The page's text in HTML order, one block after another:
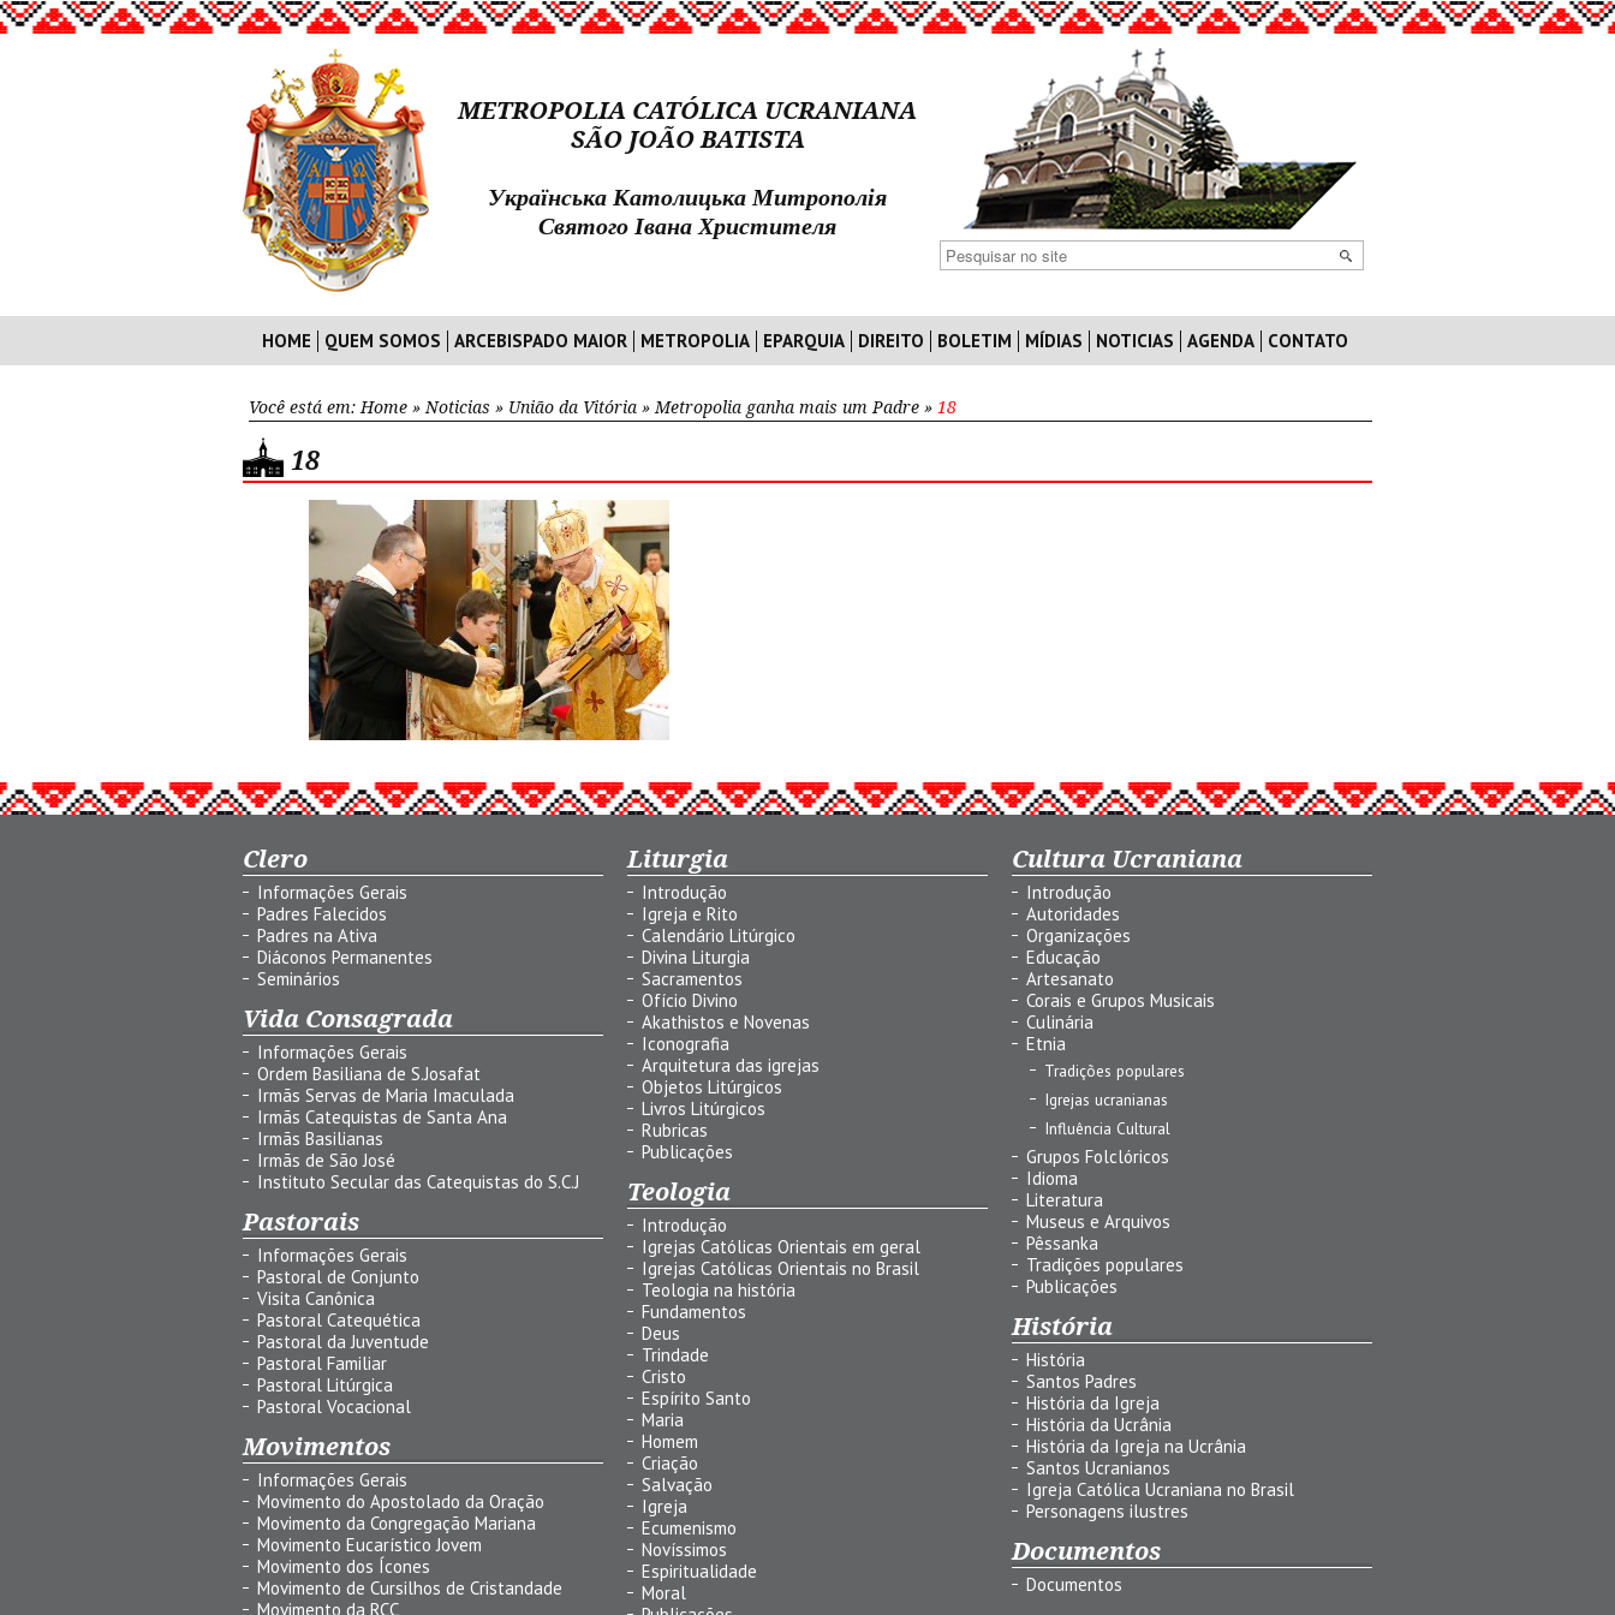
METROPOLIA CATÓLICA UCRANIANA
SÃO JOÃO BATISTA
Українська Католицька Митрополія
Святого Івана Христителя
HOME QUEM SOMOS ARCEBISPADO MAIOR METROPOLIA EPARQUIA DIREITO BOLETIM MÍDIAS NOTICIAS AGENDA CONTATO
Você está em: Home » Noticias » União da Vitória » Metropolia ganha mais um Padre » 18
18
Clero
Informações Gerais
Padres Falecidos
Padres na Ativa
Diáconos Permanentes
Seminários
Vida Consagrada
Informações Gerais
Ordem Basiliana de S.Josafat
Irmãs Servas de Maria Imaculada
Irmãs Catequistas de Santa Ana
Irmãs Basilianas
Irmãs de São José
Instituto Secular das Catequistas do S.C.J
Pastorais
Informações Gerais
Pastoral de Conjunto
Visita Canônica
Pastoral Catequética
Pastoral da Juventude
Pastoral Familiar
Pastoral Litúrgica
Pastoral Vocacional
Movimentos
Informações Gerais
Movimento do Apostolado da Oração
Movimento da Congregação Mariana
Movimento Eucarístico Jovem
Movimento dos Ícones
Movimento de Cursilhos de Cristandade
Movimento da RCC
Liturgia
Introdução
Igreja e Rito
Calendário Litúrgico
Divina Liturgia
Sacramentos
Ofício Divino
Akathistos e Novenas
Iconografia
Arquitetura das igrejas
Objetos Litúrgicos
Livros Litúrgicos
Rubricas
Publicações
Teologia
Introdução
Igrejas Católicas Orientais em geral
Igrejas Católicas Orientais no Brasil
Teologia na história
Fundamentos
Deus
Trindade
Cristo
Espírito Santo
Maria
Homem
Criação
Salvação
Igreja
Ecumenismo
Novíssimos
Espiritualidade
Moral
Cultura Ucraniana
Introdução
Autoridades
Organizações
Educação
Artesanato
Corais e Grupos Musicais
Culinária
Etnia
Tradições populares
Igrejas ucranianas
Influência Cultural
Grupos Folclóricos
Idioma
Literatura
Museus e Arquivos
Pêssanka
Tradições populares
Publicações
História
História
Santos Padres
História da Igreja
História da Ucrânia
História da Igreja na Ucrânia
Santos Ucranianos
Igreja Católica Ucraniana no Brasil
Personagens ilustres
Documentos
Documentos